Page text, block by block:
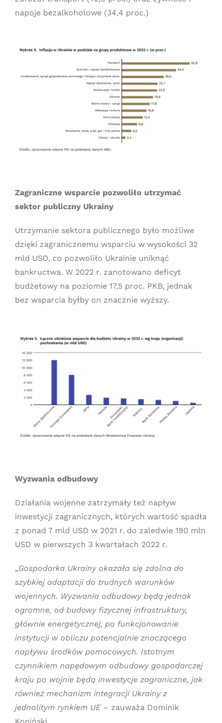
napoje bezalkoholowe (34,4 proc.)
Zagraniczne wsparcie pozwoliło utrzymać
sektor publiczny Ukrainy
Utrzymanie sektora publicznego było możliwe
dzięki zagranicznemu wsparciu w wysokości 32
mld USD, co pozwoliło Ukrainie uniknąć
bankructwa. W 2022 r. zanotowano deficyt
budżetowy na poziomie 17,5 proc. PKB, jednak
bez wsparcia byłby on znacznie wyższy.
Wyzwania odbudowy
Działania wojenne zatrzymały też napływ
inwestycji zagranicznych, których wartość spadła
z ponad 7 mld USD w 2021 r. do zaledwie 190 mln
USD w pierwszych 3 kwartałach 2022 r.
„Gospodarka Ukrainy okazała się zdolna do
szybkiej adaptacji do trudnych warunków
wojennych. Wyzwania odbudowy będą jednak
ogromne, od budowy fizycznej infrastruktury,
głównie energetycznej, po funkcjonowanie
instytucji w obliczu potencjalnie znaczącego
napływu środków pomocowych. Istotnym
czynnikiem napędowym odbudowy gospodarczej
kraju po wojnie będą inwestycje zagraniczne, jak
również mechanizm integracji Ukrainy z
jednolitym rynkiem UE – zauważa Dominik